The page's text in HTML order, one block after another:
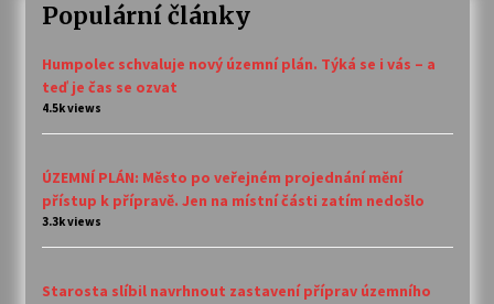
Populární články
Humpolec schvaluje nový územní plán. Týká se i vás – a
teď je čas se ozvat
4.5k views
ÚZEMNÍ PLÁN: Město po veřejném projednání mění
přístup k přípravě. Jen na místní části zatím nedošlo
3.3k views
Starosta slíbil navrhnout zastavení příprav územního